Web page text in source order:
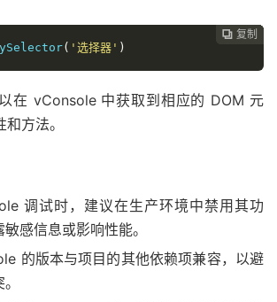
 复制
 复制
 复制
 复制
 复制
 复制
( '选择器' )
在 vConsole 中获取到相应的 DOM 元
方法。
调试时，建议在生产环境中禁用其功
感信息或影响性能。
的版本与项目的其他依赖项兼容，以避